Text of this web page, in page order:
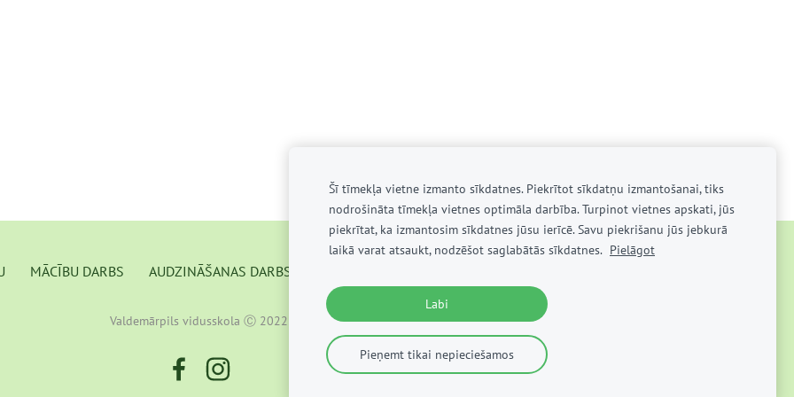
MĀCĪBU DARBS AUDZINĀŠANAS DARBS
Valdemārpils vidusskola Ⓒ 2022
Šī tīmekļa vietne izmanto sīkdatnes. Piekrītot sīkdatņu izmantošanai, tiks
nodrošināta tīmekļa vietnes optimāla darbība. Turpinot vietnes apskati, jūs
piekrītat, ka izmantosim sīkdatnes jūsu ierīcē. Savu piekrišanu jūs jebkurā
laikā varat atsaukt, nodzēšot saglabātās sīkdatnes. Pielāgot
Labi
Pieņemt tikai nepieciešamos